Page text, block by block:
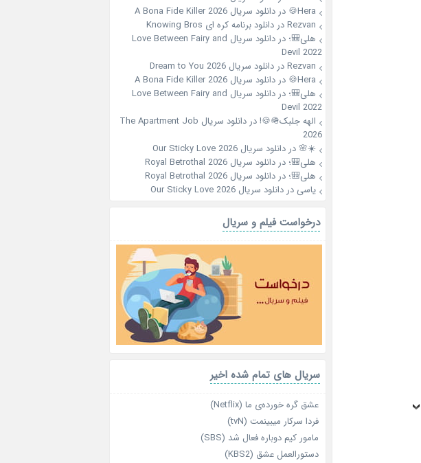
Hera🍪
در دانلود سریال A Bona Fide Killer 2026
Rezvanدر دانلود برنامه کره ای Knowing Bros
هلی🎒؛ در
دانلود سریال Love Between Fairy and
Devil 2022
Rezvanدر دانلود سریال Dream to You 2026
Hera🍪
در دانلود سریال A Bona Fide Killer 2026
هلی🎒؛ در
دانلود سریال Love Between Fairy and
Devil 2022
الهه جلبک🪖🍪!
در
دانلود سریال The Apartment Job
2026
☀️🌸در دانلود سریال Our Sticky Love 2026
هلی🎒؛ در دانلود سریال Royal Betrothal 2026
هلی🎒؛ در دانلود سریال Royal Betrothal 2026
یاسی در دانلود سریال Our Sticky Love 2026
درخواست فیلم و سریال
سریال های تمام شده اخیر
عشق گره خورده‌ی ما (Netflix)
فردا سرکار میبینمت (tvN)
مامور کیم دوباره فعال شد (SBS)
دستورالعمل عشق (KBS2)